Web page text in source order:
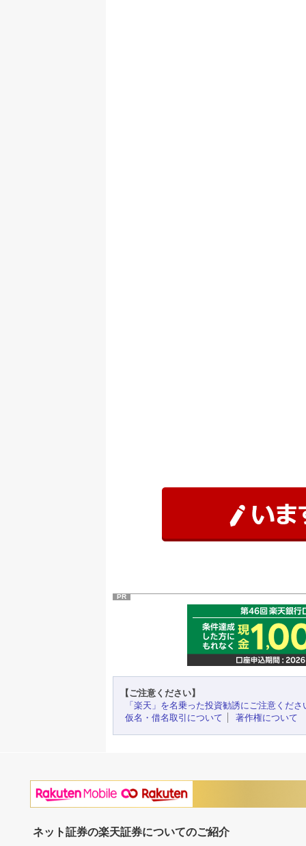
PR
【ご注意ください】
「楽天」を名乗った投資勧誘にご注意くださ
仮名・借名取引について
著作権について
ネット証券の楽天証券についてのご紹介